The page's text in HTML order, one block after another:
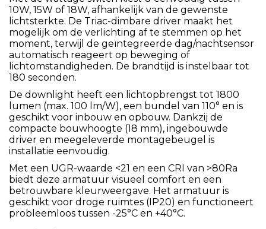
10W, 15W of 18W, afhankelijk van de gewenste
lichtsterkte. De Triac-dimbare driver maakt het
mogelijk om de verlichting af te stemmen op het
moment, terwijl de geïntegreerde dag/nachtsensor
automatisch reageert op beweging of
lichtomstandigheden. De brandtijd is instelbaar tot
180 seconden.
De downlight heeft een lichtopbrengst tot 1800
lumen (max. 100 lm/W), een bundel van 110° en is
geschikt voor inbouw en opbouw. Dankzij de
compacte bouwhoogte (18 mm), ingebouwde
driver en meegeleverde montagebeugel is
installatie eenvoudig.
Met een UGR-waarde <21 en een CRI van >80Ra
biedt deze armatuur visueel comfort en een
betrouwbare kleurweergave. Het armatuur is
geschikt voor droge ruimtes (IP20) en functioneert
probleemloos tussen -25°C en +40°C.